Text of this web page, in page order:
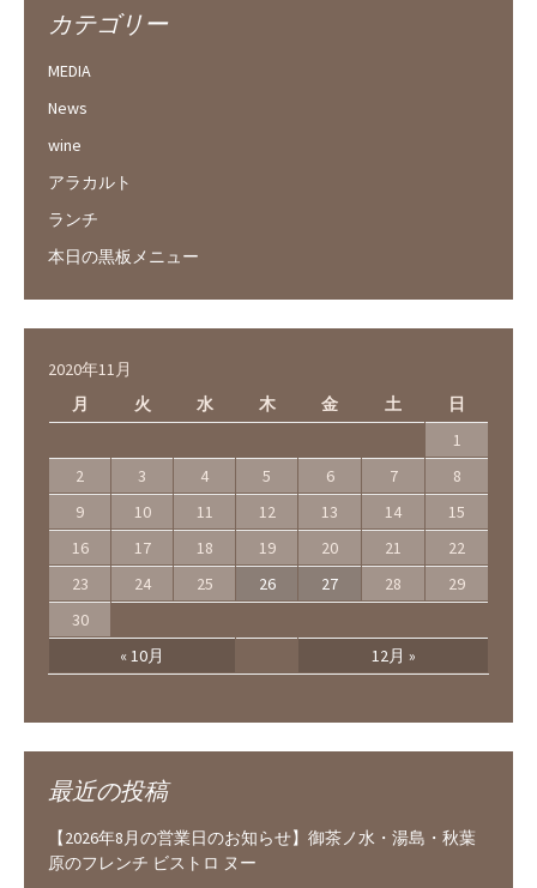
カテゴリー
MEDIA
News
wine
アラカルト
ランチ
本日の黒板メニュー
2020年11月
月
火 水 木 金 土 日
« 10月 12月 »
1
2
3 4 5 6 7
8
9
10 11 12 13 14
15
16
17 18 19 20 21
22
23
24 25 26 27 28
29
30
最近の投稿
【2026年8月の営業日のお知らせ】御茶ノ水・湯島・秋葉
原のフレンチ ビストロ ヌー